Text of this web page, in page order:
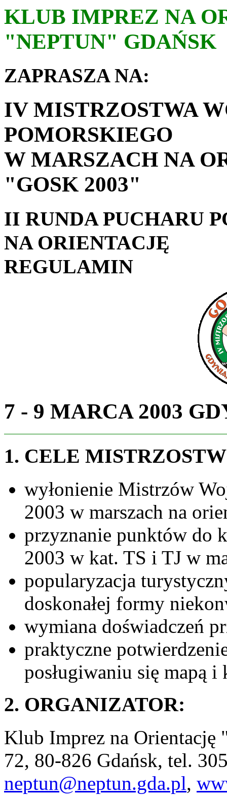
KLUB IMPREZ NA
"NEPTUN" GDAŃSK
ZAPRASZA NA:
IV MISTRZOSTWA
POMORSKIEGO
W MARSZACH NA
"GOSK 2003"
II RUNDA PUCHARU
NA ORIENTACJĘ
REGULAMIN
7 - 9 MARCA 2003
1. CELE
wyłonienie Mistrzów
2003 w marszach na
przyznanie punktów do
2003 w kat. TS i TJ w
popularyzacja
doskonałej formy
wymiana doświadczeń
praktyczne
posługiwaniu się mapą i
2. ORGANIZATOR:
Klub Imprez na Orientację
72, 80-826 Gdańsk, tel.
neptun@neptun.gda.pl,